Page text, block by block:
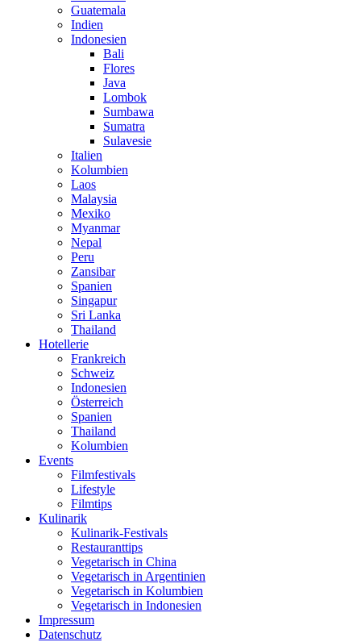
Guatemala
Indien
Indonesien
Bali
Flores
Java
Lombok
Sumbawa
Sumatra
Sulavesie
Italien
Kolumbien
Laos
Malaysia
Mexiko
Myanmar
Nepal
Peru
Zansibar
Spanien
Singapur
Sri Lanka
Thailand
Hotellerie
Frankreich
Schweiz
Indonesien
Österreich
Spanien
Thailand
Kolumbien
Events
Filmfestivals
Lifestyle
Filmtips
Kulinarik
Kulinarik-Festivals
Restauranttips
Vegetarisch in China
Vegetarisch in Argentinien
Vegetarisch in Kolumbien
Vegetarisch in Indonesien
Impressum
Datenschutz